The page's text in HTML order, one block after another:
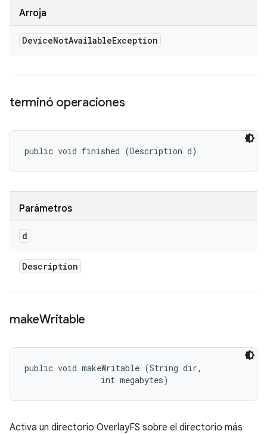
Arroja
DeviceNotAvailableException
terminó operaciones
public void finished (Description d)
Parámetros
d
Description
makeWritable
public void makeWritable (String dir,
                int megabytes)
Activa un directorio OverlayFS sobre el directorio más